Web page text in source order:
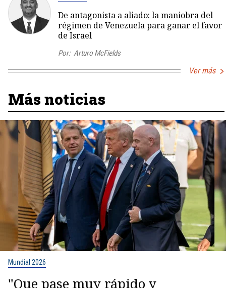
De antagonista a aliado: la maniobra del
régimen de Venezuela para ganar el favor
de Israel
Por: Arturo McFields
Ver más
Más noticias
Mundial 2026
"Que pase muy rápido y